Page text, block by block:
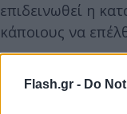
Flash.gr - Do
επιδεινωθεί η
κάποιους να
Τα εμπλεκόμενα